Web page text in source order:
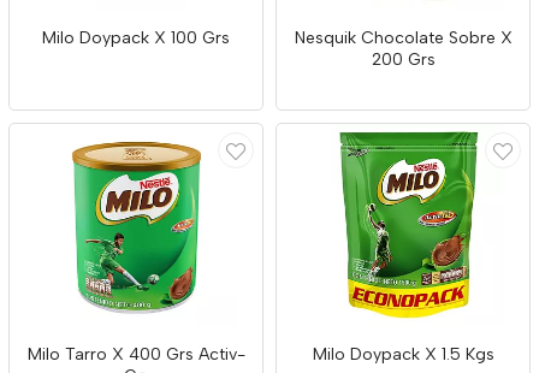
Milo Doypack X 100 Grs
Nesquik Chocolate Sobre X
200 Grs
Milo Tarro X 400 Grs Activ-
Milo Doypack X 1.5 Kgs